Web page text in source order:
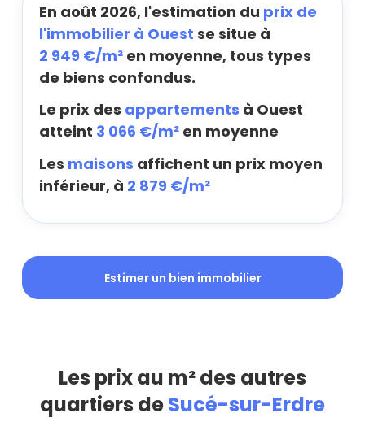
En août 2026, l'estimation du prix de
l'immobilier à Ouest se situe à
2 949 €/m² en moyenne, tous types
de biens confondus.
Le prix des appartements à Ouest
atteint 3 066 €/m² en moyenne
Les maisons affichent un prix moyen
inférieur, à 2 879 €/m²
Estimer un bien immobilier
Les prix au m² des autres
quartiers deSucé-sur-Erdre